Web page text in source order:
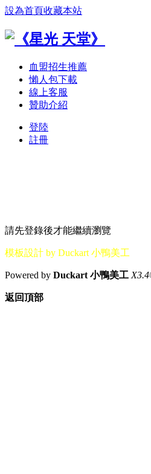
設為首頁收藏本站
血盟招生推薦
懶人包下載
線上客服
贊助介紹
登陸
註冊
請先登錄後才能繼續瀏覽
模板設計 by Duckart 小鴨美工
Powered by Duckart 小鴨美工 X3.4
返回頂部